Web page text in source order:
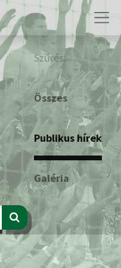
Szűrés:
Összes
Publikus hírek
Galéria